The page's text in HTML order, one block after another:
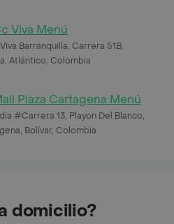
Viva Menú
Barranquilla, Carrera 51B,
Atlántico, Colombia
Plaza Cartagena Menú
#Carrera 13, Playon Del Blanco,
Bolívar, Colombia
domicilio?